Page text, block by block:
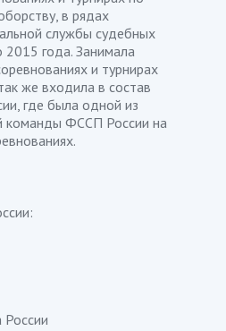
в рядах
службы судебных
года. Занимала
и турнирах
же входила в состав
где была одной из
команды ФССП России на